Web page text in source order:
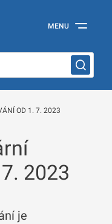
MENU
OD 1. 7. 2023
2023
je